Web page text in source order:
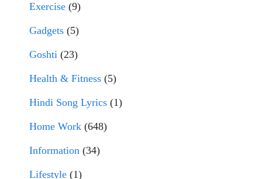
Exercise (9)
Gadgets (5)
Goshti (23)
Health & Fitness (5)
Hindi Song Lyrics (1)
Home Work (648)
Information (34)
Lifestyle (1)